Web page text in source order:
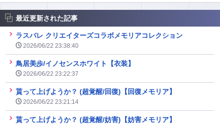
最近更新された記事
ラスバレ クリエイターズコラボメモリアコレクション
2026/06/22 23:38:40
鳥居美歩/イノセンスホワイト【衣装】
2026/06/22 23:22:37
貰って上げようか？ (超覚醒/回復)【回復メモリア】
2026/06/22 23:21:14
貰って上げようか？ (超覚醒/妨害)【妨害メモリア】